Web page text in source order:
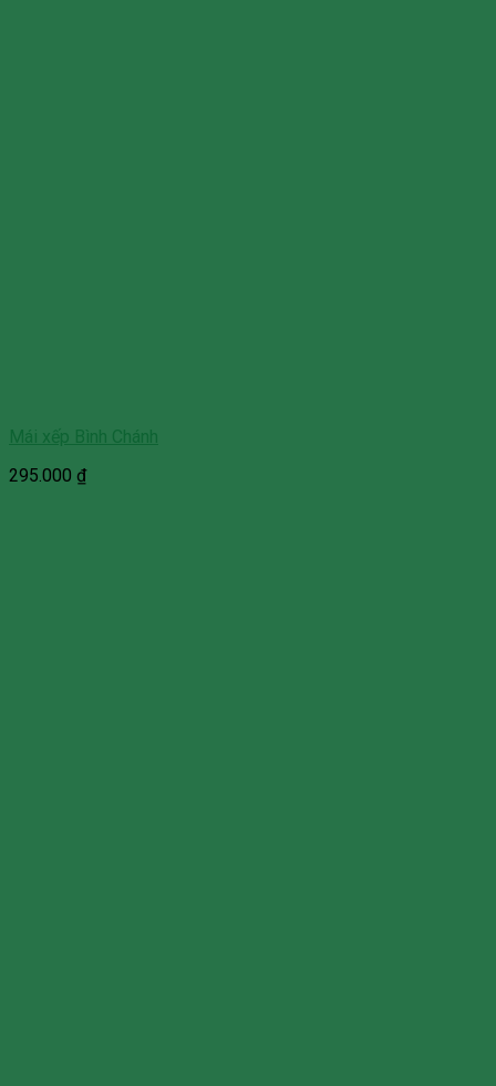
Mái xếp Bình Chánh
295.000 ₫